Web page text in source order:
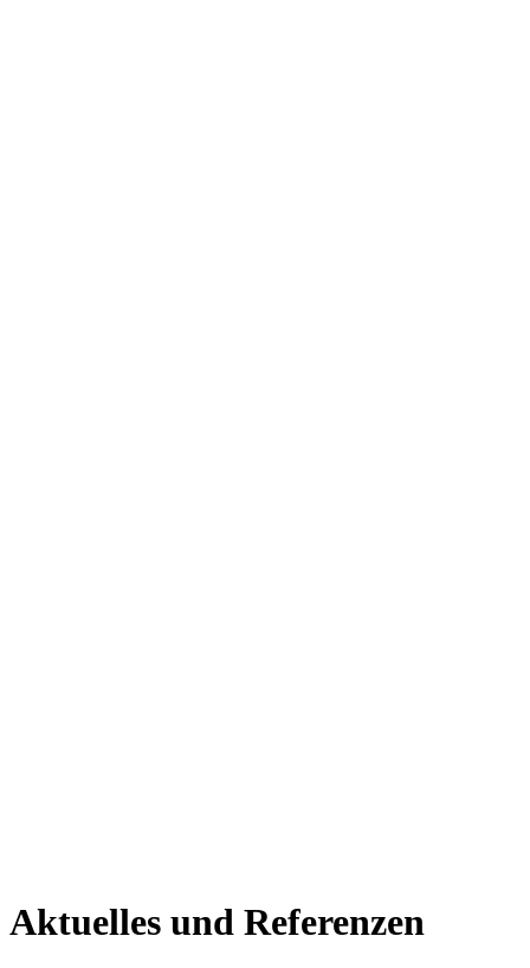
Aktuelles und Referenzen